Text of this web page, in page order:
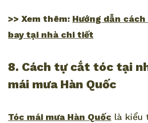
>> Xem thêm: Hướng dẫn
bay tại nhà chi tiết
8. Cách tự cắt tóc tại
mái mưa Hàn Quốc
Tóc mái mưa Hàn Quốc là kiểu